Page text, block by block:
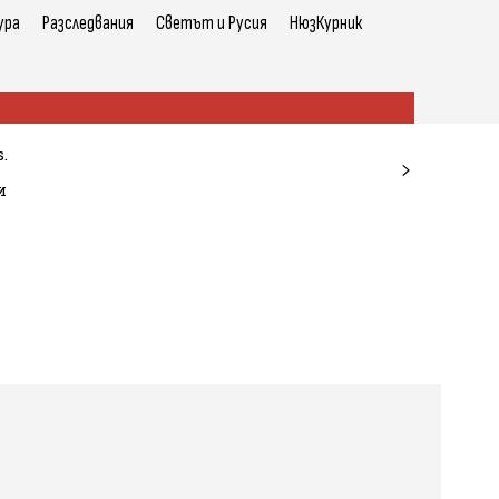
Разследвания Светът и Русия НюзКурник